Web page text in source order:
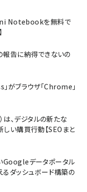
Notebookを無料で
報告に納得できないの
がブラウザ「Chrome」
は、デジタルの新たな
しい購買行動【SEOまと
Googleデータポータル
ダッシュボード構築の